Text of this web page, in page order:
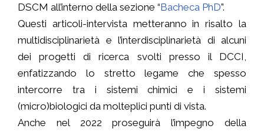
DSCM all’interno della sezione “Bacheca PhD”.
Questi articoli-intervista metteranno in risalto la
multidisciplinarietà e l’interdisciplinarietà di alcuni
dei progetti di ricerca svolti presso il DCCI,
enfatizzando lo stretto legame che spesso
intercorre tra i sistemi chimici e i sistemi
(micro)biologici da molteplici punti di vista.
Anche nel 2022 proseguirà l’impegno della